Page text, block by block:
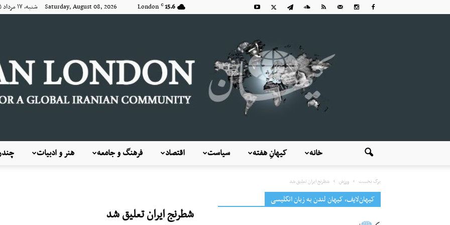
15.6
C
London Saturday, August 08, 2026 شنبه, ۱۷ مرداد ۱۴۰۵
هنر و ادبیات فرهنگ و جامعه اقتصاد سیاست کیهانِ هفته خانه
برگ نخست ورزش شطرنج ایران تعلیق شد
شطرنج ایران تعلیق شد
کیهان‌لایف، کیهان لندن به زبان انگلیسی